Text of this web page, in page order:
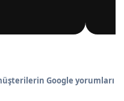
Google yorumları